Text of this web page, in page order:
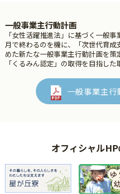
一般事業主行動計画
「女性活躍推進法」に基づく一般
月で終わるのを機に、「次世代育
めた新たな一般事業主行動計画を策
「くるみん認定」の取得を目指した
一般事業主行
オフィシャル